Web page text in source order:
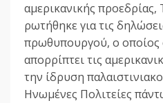
αμερικανικής προεδρίας,
ρωτήθηκε για τις
πρωθυπουργού, ο οποίος
απορρίπτει τις
την ίδρυση
Ηνωμένες Πολιτείες